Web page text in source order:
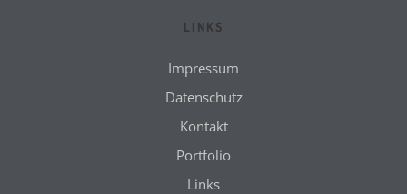
LINKS
Impressum
Datenschutz
Kontakt
Portfolio
Links